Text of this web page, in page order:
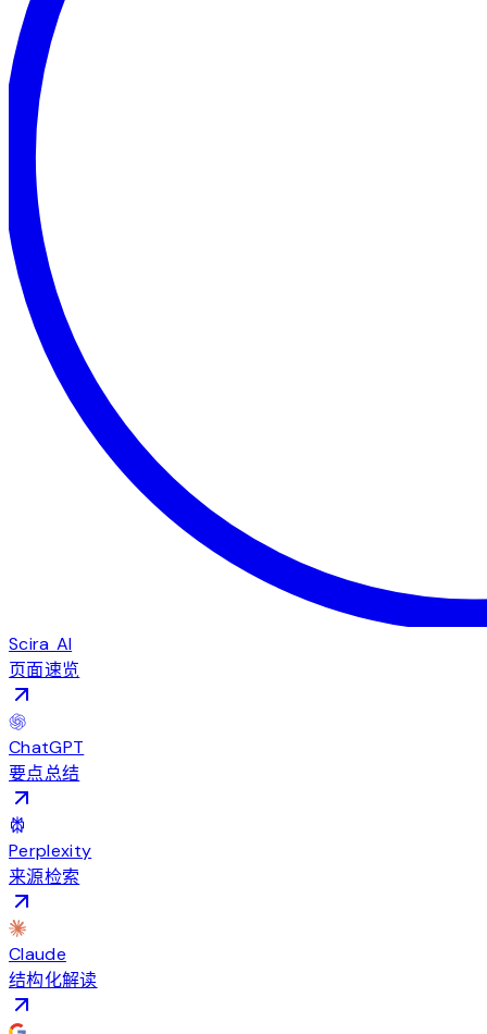
Scira AI
页面速览
ChatGPT
要点总结
Perplexity
来源检索
Claude
结构化解读